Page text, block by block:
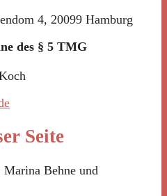
4, 20099 Hamburg
des § 5 TMG
Seite
Behne und